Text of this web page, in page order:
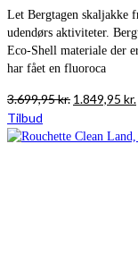
Let Bergtagen
udendørs aktiviteter.
Eco-Shell materiale der
har fået en fluoroca
3.699,95kr. Den
pris
1.849,95 kr.
Tilbud